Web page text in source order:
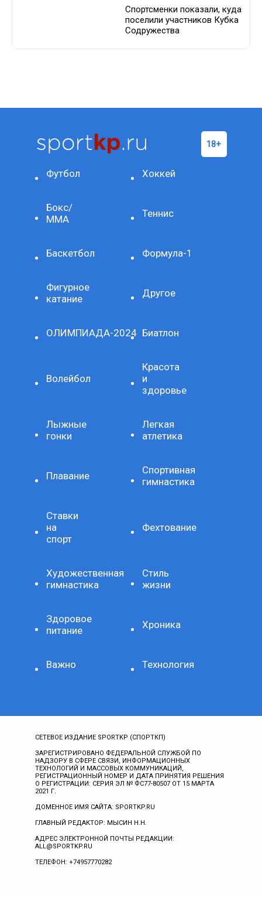
Спортсменки показали, куда
поселили участников Кубка
Содружества
Футбол Хоккей
Бокс/
ММА
Теннис
Баскетбол Формула-1
Фигурное
катание
Другое
ОЛИМПИАДА-2024 Биатлон
Волейбол
Красота
и
здоровье
Лыжные
гонки
Легкая
атлетика
Плавание
Спортивная
гимнастика
Ставки
на
спорт
Фехтование
Художественная
гимнастика
Стиль
жизни
Здоровое
питание
Хроника
Важно Технология
СЕТЕВОЕ ИЗДАНИЕ SPORTKP (СПОРТКП)
ЗАРЕГИСТРИРОВАНО ФЕДЕРАЛЬНОЙ СЛУЖБОЙ ПО
НАДЗОРУ В СФЕРЕ СВЯЗИ, ИНФОРМАЦИОННЫХ
ТЕХНОЛОГИЙ И МАССОВЫХ КОММУНИКАЦИЙ,
РЕГИСТРАЦИОННЫЙ НОМЕР И ДАТА ПРИНЯТИЯ РЕШЕНИЯ
О РЕГИСТРАЦИИ: СЕРИЯ ЭЛ № ФС77-80507 ОТ 15 МАРТА
2021 Г.
ДОМЕННОЕ ИМЯ САЙТА: SPORTKP.RU
ГЛАВНЫЙ РЕДАКТОР: МЫСИН Н.Н.
АДРЕС ЭЛЕКТРОННОЙ ПОЧТЫ РЕДАКЦИИ:
ALL@SPORTKP.RU
ТЕЛЕФОН: +74957770282